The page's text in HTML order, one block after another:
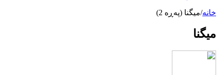
خانه/میگنا (پەڕە 2)
میگنا